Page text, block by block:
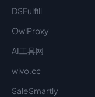
DSFulfill
OwlProxy
AI工具网
wivo.cc
SaleSmartly